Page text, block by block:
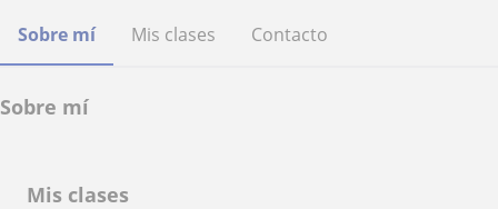
Sobre mí Mis clases Contacto
Sobre mí
Mis clases